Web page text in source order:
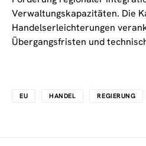
Verwaltungskapazitäten. Die
Handelserleichterungen
Übergangsfristen und
EU HANDEL REGIERUNG